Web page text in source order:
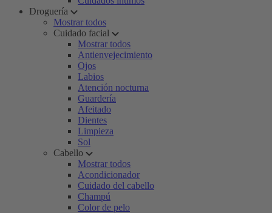
Droguería
Mostrar todos
Cuidado facial
Mostrar todos
Antienvejecimiento
Ojos
Labios
Atención nocturna
Guardería
Afeitado
Dientes
Limpieza
Sol
Cabello
Mostrar todos
Acondicionador
Cuidado del cabello
Champú
Color de pelo